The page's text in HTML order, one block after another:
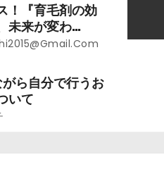
！『育毛剤の効
未来が変わ
あなたの未来
ら自分で行うお
いて